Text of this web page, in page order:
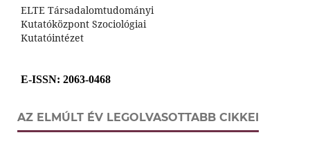
ELTE Társadalomtudományi
Kutatóközpont Szociológiai
Kutatóintézet
E-ISSN: 2063-0468
AZ ELMÚLT ÉV LEGOLVASOTTABB CIKKEI